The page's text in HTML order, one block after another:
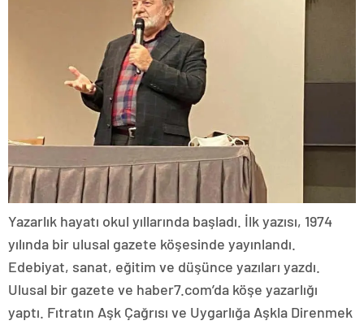
Yazarlık hayatı okul yıllarında başladı. İlk yazısı, 1974
yılında bir ulusal gazete köşesinde yayınlandı.
Edebiyat, sanat, eğitim ve düşünce yazıları yazdı.
Ulusal bir gazete ve haber7.com’da köşe yazarlığı
yaptı. Fıtratın Aşk Çağrısı ve Uygarlığa Aşkla Direnmek